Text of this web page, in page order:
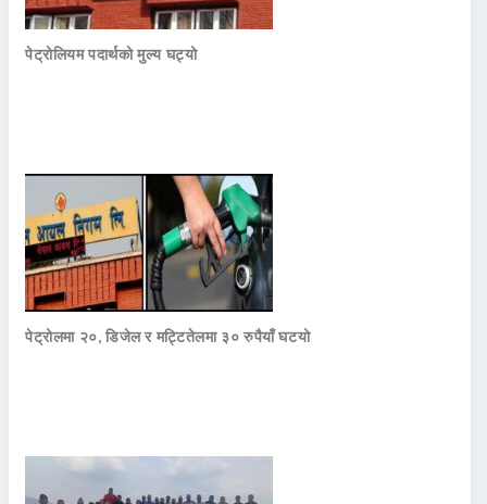
पेट्रोलियम पदार्थको मुल्य घट्यो
पेट्रोलमा २०, डिजेल र मट्टितेलमा ३० रुपैयाँ घटयो